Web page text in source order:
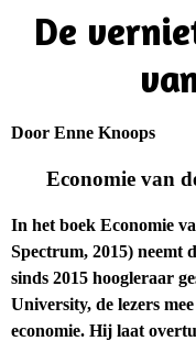
De
Door Enne Knoops
Economie van
In het boek Economie
Spectrum, 2015) neemt
sinds 2015 hoogleraar
University, de lezers
economie. Hij laat